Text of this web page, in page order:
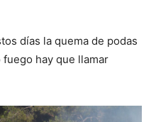
días la quema de podas
hay que llamar